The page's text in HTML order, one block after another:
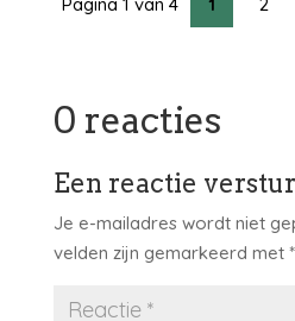
0 reacties
Een reactie
Je e-mailadres wordt niet
velden zijn gemarkeerd met *